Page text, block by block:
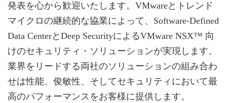
発表を心から歓迎いたします。VMwareとトレンド
マイクロの継続的な協業によって、Software-Defined
Data CenterとDeep SecurityによるVMware NSX™ 向
けのセキュリティ・ソリューションが実現します。
業界をリードする両社のソリューションの組み合わ
せは性能、俊敏性、そしてセキュリティにおいて最
高のパフォーマンスをお客様に提供します。